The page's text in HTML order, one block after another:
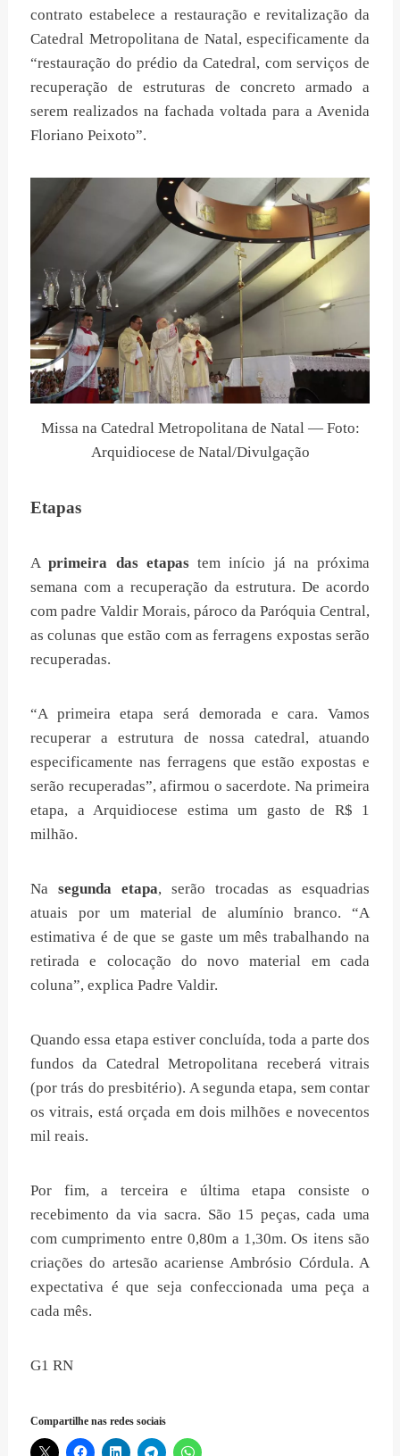
contrato estabelece a restauração e revitalização da
Catedral Metropolitana de Natal, especificamente da
“restauração do prédio da Catedral, com serviços de
recuperação de estruturas de concreto armado a
serem realizados na fachada voltada para a Avenida
Floriano Peixoto”.
Missa na Catedral Metropolitana de Natal — Foto:
Arquidiocese de Natal/Divulgação
Etapas
Aprimeira das etapastem início já na próxima
semana com a recuperação da estrutura. De acordo
com padre Valdir Morais, pároco da Paróquia Central,
as colunas que estão com as ferragens expostas serão
recuperadas.
“A primeira etapa será demorada e cara. Vamos
recuperar a estrutura de nossa catedral, atuando
especificamente nas ferragens que estão expostas e
serão recuperadas”, afirmou o sacerdote. Na primeira
etapa, a Arquidiocese estima um gasto de R$ 1
milhão.
Na segunda etapa, serão trocadas as esquadrias
atuais por um material de alumínio branco. “A
estimativa é de que se gaste um mês trabalhando na
retirada e colocação do novo material em cada
coluna”, explica Padre Valdir.
Quando essa etapa estiver concluída, toda a parte dos
fundos da Catedral Metropolitana receberá vitrais
(por trás do presbitério). A segunda etapa, sem contar
os vitrais, está orçada em dois milhões e novecentos
mil reais.
Por fim, a terceira e última etapa consiste o
recebimento da via sacra. São 15 peças, cada uma
com cumprimento entre 0,80m a 1,30m. Os itens são
criações do artesão acariense Ambrósio Córdula. A
expectativa é que seja confeccionada uma peça a
cada mês.
G1 RN
Compartilhe nas redes sociais